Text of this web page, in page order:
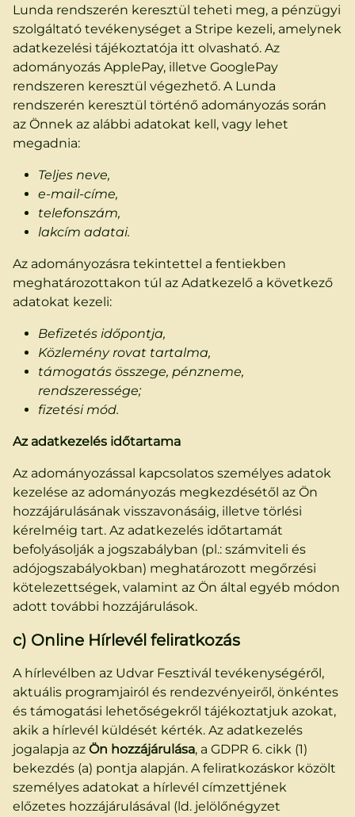
Lunda rendszerén keresztül teheti meg, a pénzügyi
szolgáltató tevékenységet a Stripe kezeli, amelynek
adatkezelési tájékoztatója itt olvasható. Az
adományozás ApplePay, illetve GooglePay
rendszeren keresztül végezhető. A Lunda
rendszerén keresztül történő adományozás során
az Önnek az alábbi adatokat kell, vagy lehet
megadnia:
Teljes neve,
e-mail-címe,
telefonszám,
lakcím adatai.
Az adományozásra tekintettel a fentiekben
meghatározottakon túl az Adatkezelő a következő
adatokat kezeli:
Befizetés időpontja,
Közlemény rovat tartalma,
támogatás összege, pénzneme,
rendszeressége;
fizetési mód.
Az adatkezelés időtartama
Az adományozással kapcsolatos személyes adatok
kezelése az adományozás megkezdésétől az Ön
hozzájárulásának visszavonásáig, illetve törlési
kérelméig tart. Az adatkezelés időtartamát
befolyásolják a jogszabályban (pl.: számviteli és
adójogszabályokban) meghatározott megőrzési
kötelezettségek, valamint az Ön által egyéb módon
adott további hozzájárulások.
c) Online Hírlevél feliratkozás
A hírlevélben az Udvar Fesztivál tevékenységéről,
aktuális programjairól és rendezvényeiről, önkéntes
és támogatási lehetőségekről tájékoztatjuk azokat,
akik a hírlevél küldését kérték. Az adatkezelés
jogalapja az Ön hozzájárulása, a GDPR 6. cikk (1)
bekezdés (a) pontja alapján. A feliratkozáskor közölt
személyes adatokat a hírlevél címzettjének
előzetes hozzájárulásával (ld. jelölőnégyzet